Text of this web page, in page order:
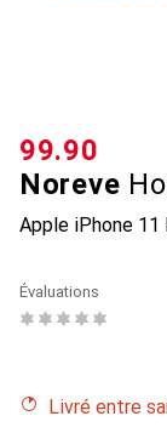
Noreve
Apple iPhone 11
CHF
99.90
Évaluations
Livré entre